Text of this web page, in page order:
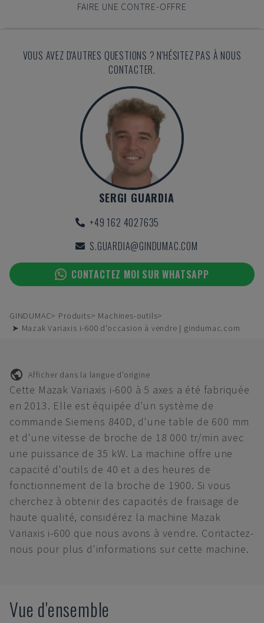
FAIRE UNE CONTRE-OFFRE
VOUS AVEZ D'AUTRES QUESTIONS ? N'HÉSITEZ PAS À NOUS
CONTACTER.
SERGI GUARDIA
+49 162 4027635
S.GUARDIA@GINDUMAC.COM
CONTACTEZ MOI SUR WHATSAPP
GINDUMAC Produits
Machines-outils
➤ Mazak Variaxis i-600 d'occasion à vendre | gindumac.com
Afficher dans la langue d'origine
Cette Mazak Variaxis i-600 à 5 axes a été fabriquée
en 2013. Elle est équipée d'un système de
commande Siemens 840D, d'une table de 600 mm
et d'une vitesse de broche de 18 000 tr/min avec
une puissance de 35 kW. La machine offre une
capacité d'outils de 40 et a des heures de
fonctionnement de la broche de 1900. Si vous
cherchez à obtenir des capacités de fraisage de
haute qualité, considérez la machine Mazak
Variaxis i-600 que nous avons à vendre. Contactez-
nous pour plus d'informations sur cette machine.
Vue d'ensemble